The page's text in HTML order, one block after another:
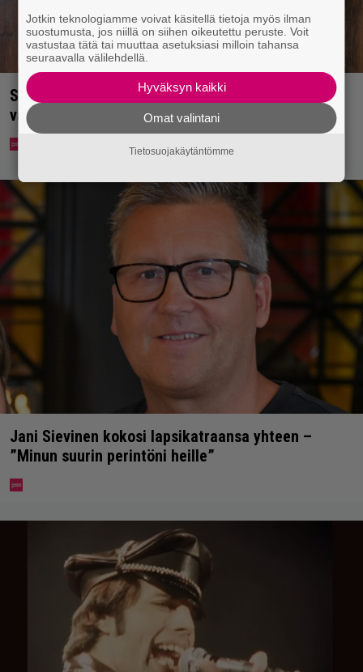
Syötkö perunoita näin? Tutkijat löysivät yhteyden
vakavaan kansansairauteen
Jani Sievinen kokosi lapsikatraansa yhteen –
”Minun suurin perintöni heille”
Jotkin teknologiamme voivat käsitellä tietoja myös ilman
suostumusta, jos niillä on siihen oikeutettu peruste. Voit
vastustaa tätä tai muuttaa asetuksiasi milloin tahansa
seuraavalla välilehdellä.
Hyväksyn kaikki
Omat valintani
Tietosuojakäytäntömme